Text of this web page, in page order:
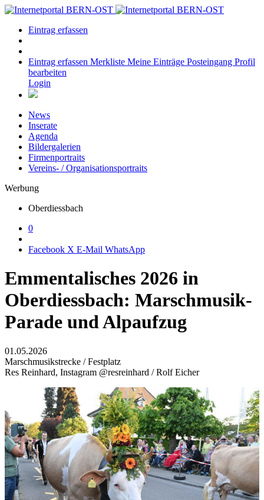
Eintrag erfassen
Eintrag erfassen Merkliste Meine Einträge Posteingang Profil
bearbeiten
Login
News
Inserate
Agenda
Bildergalerien
Firmenportraits
Vereins- / Organisationsportraits
Werbung
Oberdiessbach
0
Facebook X E-Mail WhatsApp
Emmentalisches 2026 in
Oberdiessbach: Marschmusik-
Parade und Alpaufzug
01.05.2026
Marschmusikstrecke / Festplatz
Res Reinhard, Instagram @resreinhard / Rolf Eicher